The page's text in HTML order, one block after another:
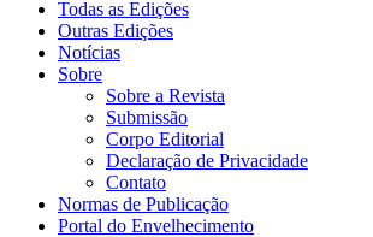
Todas as Edições
Outras Edições
Notícias
Sobre
Sobre a Revista
Submissão
Corpo Editorial
Declaração de Privacidade
Contato
Normas de Publicação
Portal do Envelhecimento